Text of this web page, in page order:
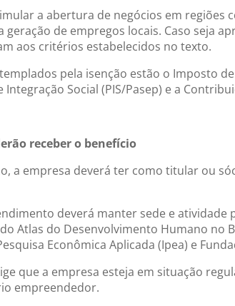
a abertura de negócios em
geração de empregos locais. Caso seja
aos critérios estabelecidos no texto.
pela isenção estão o Imposto
Integração Social (PIS/Pasep) e a
receber o benefício
a empresa deverá ter como titular ou
deverá manter sede e
Atlas do Desenvolvimento Humano no
Econômica Aplicada (Ipea) e
que a empresa esteja em situação
empreendedor.